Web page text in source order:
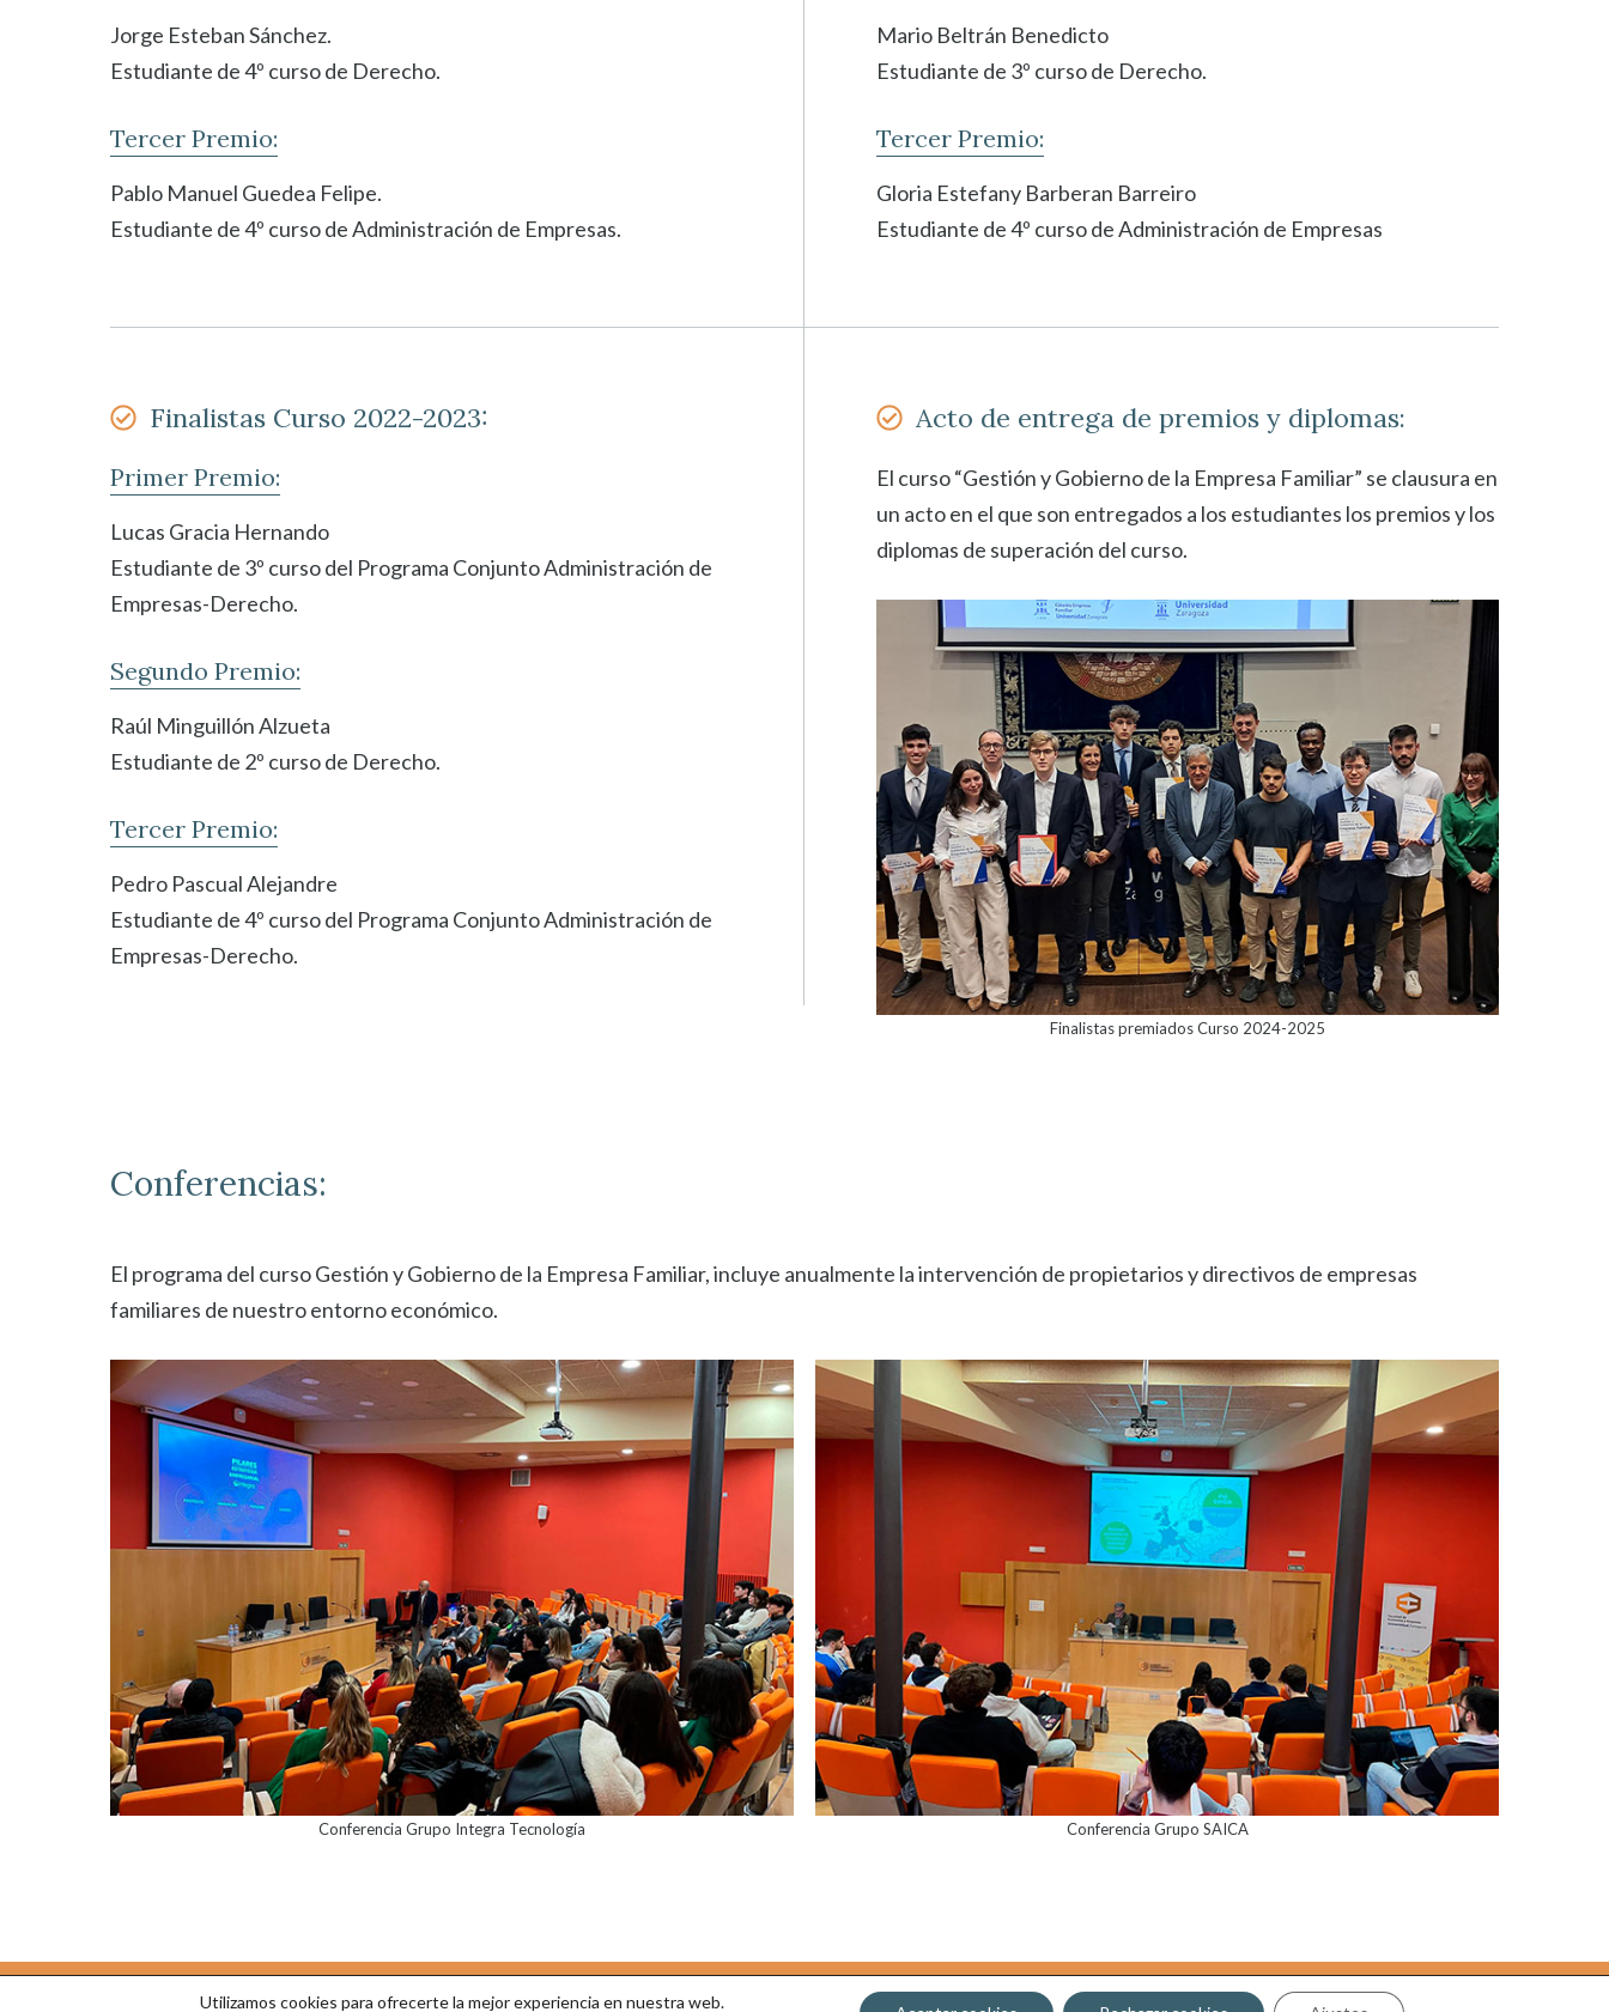
Jorge Esteban Sánchez.
Estudiante de 4º curso de Derecho.
Tercer Premio:
Pablo Manuel Guedea Felipe.
Estudiante de 4º curso de Administración de Empresas.
Mario Beltrán Benedicto
Estudiante de 3º curso de Derecho.
Tercer Premio:
Gloria Estefany Barberan Barreiro
Estudiante de 4º curso de Administración de Empresas
Finalistas Curso 2022-2023:
Primer Premio:
Lucas Gracia Hernando
Estudiante de 3º curso del Programa Conjunto Administración de
Empresas-Derecho.
Segundo Premio:
Raúl Minguillón Alzueta
Estudiante de 2º curso de Derecho.
Tercer Premio:
Pedro Pascual Alejandre
Estudiante de 4º curso del Programa Conjunto Administración de
Empresas-Derecho.
Acto de entrega de premios y diplomas:
El curso “Gestión y Gobierno de la Empresa Familiar” se clausura en
un acto en el que son entregados a los estudiantes los premios y los
diplomas de superación del curso.
Finalistas premiados Curso 2024-2025
Conferencias:
El programa del curso Gestión y Gobierno de la Empresa Familiar, incluye anualmente la intervención de propietarios y directivos de empresas
familiares de nuestro entorno económico.
Conferencia Grupo Integra Tecnología Conferencia Grupo SAICA
© 2026 Cátedra Empresa Familiar |cef@unizar.es
Utilizamos cookies para ofrecerte la mejor experiencia en nuestra web.